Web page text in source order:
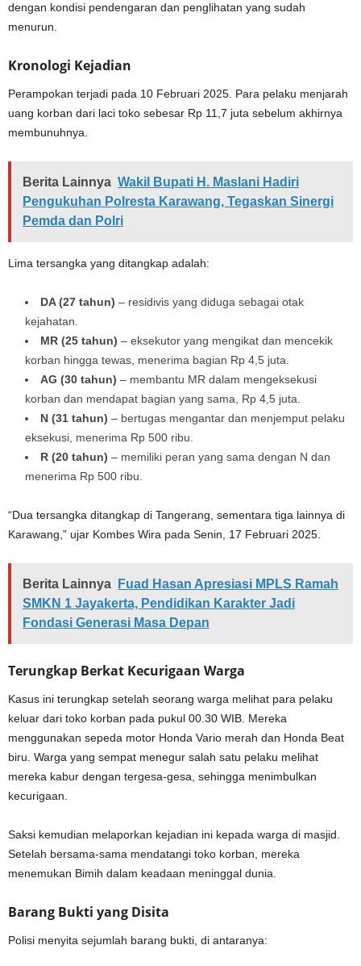
dengan kondisi pendengaran dan penglihatan yang sudah
menurun.
Kronologi Kejadian
Perampokan terjadi pada 10 Februari 2025. Para pelaku menjarah
uang korban dari laci toko sebesar Rp 11,7 juta sebelum akhirnya
membunuhnya.
Berita Lainnya Wakil Bupati H. Maslani Hadiri
Pengukuhan Polresta Karawang, Tegaskan Sinergi
Pemda dan Polri
Lima tersangka yang ditangkap adalah:
DA (27 tahun) – residivis yang diduga sebagai otak
kejahatan.
MR (25 tahun) – eksekutor yang mengikat dan mencekik
korban hingga tewas, menerima bagian Rp 4,5 juta.
AG (30 tahun) – membantu MR dalam mengeksekusi
korban dan mendapat bagian yang sama, Rp 4,5 juta.
N (31 tahun) – bertugas mengantar dan menjemput pelaku
eksekusi, menerima Rp 500 ribu.
R (20 tahun) – memiliki peran yang sama dengan N dan
menerima Rp 500 ribu.
“Dua tersangka ditangkap di Tangerang, sementara tiga lainnya di
Karawang,” ujar Kombes Wira pada Senin, 17 Februari 2025.
Berita Lainnya
Fuad Hasan Apresiasi MPLS Ramah
SMKN 1 Jayakerta, Pendidikan Karakter Jadi
Fondasi Generasi Masa Depan
Terungkap Berkat Kecurigaan Warga
Kasus ini terungkap setelah seorang warga melihat para pelaku
keluar dari toko korban pada pukul 00.30 WIB. Mereka
menggunakan sepeda motor Honda Vario merah dan Honda Beat
biru. Warga yang sempat menegur salah satu pelaku melihat
mereka kabur dengan tergesa-gesa, sehingga menimbulkan
kecurigaan.
Saksi kemudian melaporkan kejadian ini kepada warga di masjid.
Setelah bersama-sama mendatangi toko korban, mereka
menemukan Bimih dalam keadaan meninggal dunia.
Barang Bukti yang Disita
Polisi menyita sejumlah barang bukti, di antaranya: